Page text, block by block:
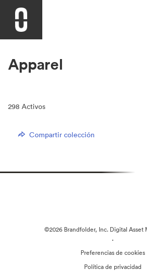
Apparel
298 Activos
Compartir colección
©2026 Brandfolder, Inc. Digital Asset
·
Preferencias de cookies
Política de privacidad